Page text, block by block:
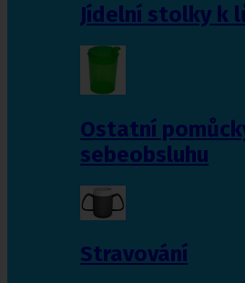
Jídelní stolky k
Ostatní
sebeobsluhu
Stravování